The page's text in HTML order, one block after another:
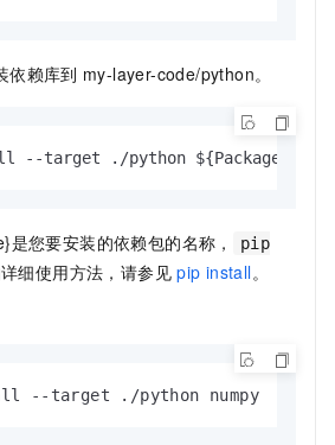
依赖库到 my-layer-code/python。
target ./python ${PackageName}
是您要安装的依赖包的名称，
pip
细使用方法，请参见 pip install。
--target ./python numpy